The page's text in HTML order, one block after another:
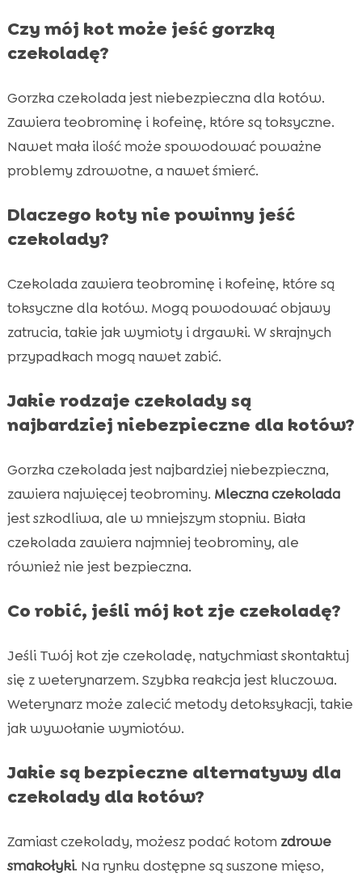
Czy mój kot może jeść gorzką
czekoladę?
Gorzka czekolada jest niebezpieczna dla kotów.
Zawiera teobrominę i kofeinę, które są toksyczne.
Nawet mała ilość może spowodować poważne
problemy zdrowotne, a nawet śmierć.
Dlaczego koty nie powinny jeść
czekolady?
Czekolada zawiera teobrominę i kofeinę, które są
toksyczne dla kotów. Mogą powodować objawy
zatrucia, takie jak wymioty i drgawki. W skrajnych
przypadkach mogą nawet zabić.
Jakie rodzaje czekolady są
najbardziej niebezpieczne dla kotów?
Gorzka czekolada jest najbardziej niebezpieczna,
zawiera najwięcej teobrominy. Mleczna czekolada
jest szkodliwa, ale w mniejszym stopniu. Biała
czekolada zawiera najmniej teobrominy, ale
również nie jest bezpieczna.
Co robić, jeśli mój kot zje czekoladę?
Jeśli Twój kot zje czekoladę, natychmiast skontaktuj
się z weterynarzem. Szybka reakcja jest kluczowa.
Weterynarz może zalecić metody detoksykacji, takie
jak wywołanie wymiotów.
Jakie są bezpieczne alternatywy dla
czekolady dla kotów?
Zamiast czekolady, możesz podać kotom zdrowe
smakołyki. Na rynku dostępne są suszone mięso,